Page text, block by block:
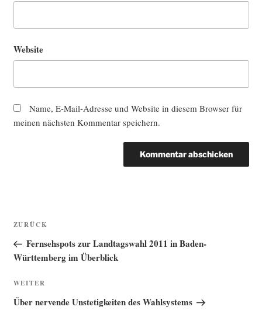
Website
Name, E-Mail-Adresse und Website in diesem Browser für
meinen nächsten Kommentar speichern.
Beitragsnavigation
Vorheriger
Beitrag
ZURÜCK
Fernsehspots zur Landtagswahl 2011 in Baden-
Württemberg im Überblick
Nächster
Beitrag
WEITER
Über nervende Unstetigkeiten des Wahlsystems